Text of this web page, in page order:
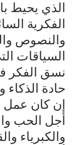
الذي يحيط
الفكرية
والنصوص
السياقات
نسق الفكر
حادة الذكاء
إن كان
أجل الحب
والكبرياء